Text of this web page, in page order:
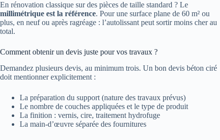
En rénovation classique sur des pièces de taille standard ? Le
millimétrique est la référence. Pour une surface plane de 60 m² ou
plus, en neuf ou après ragréage : l’autolissant peut sortir moins cher au
total.
Comment obtenir un devis juste pour vos travaux ?
Demandez plusieurs devis, au minimum trois. Un bon devis béton ciré
doit mentionner explicitement :
La préparation du support (nature des travaux prévus)
Le nombre de couches appliquées et le type de produit
La finition : vernis, cire, traitement hydrofuge
La main-d’œuvre séparée des fournitures